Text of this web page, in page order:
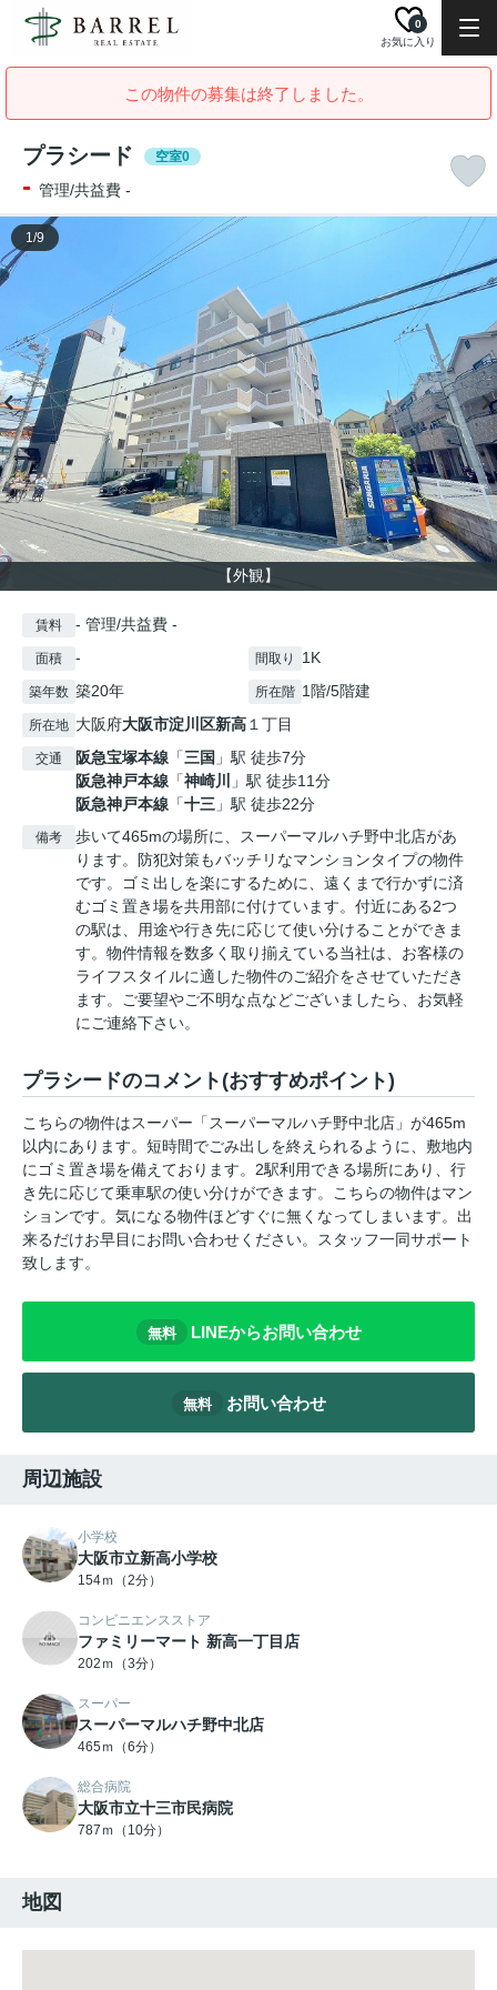
お気に入り
0
この物件の募集は終了しました。
プラシード 空室0
- 管理/共益費 -
【外観】
1/9
賃料 - 管理/共益費 -
面積 - 間取り 1K
築年数 築20年 所在階 1階/5階建
所在地 大阪府大阪市淀川区新高１丁目
交通 阪急宝塚本線 「三国 」駅 徒歩7分
阪急神戸本線 「神崎川
」駅 徒歩11分
阪急神戸本線 「十三 」駅 徒歩22分
備考
歩いて465mの場所に、スーパーマルハチ野中北店があ
ります。防犯対策もバッチリなマンションタイプの物件
です。ゴミ出しを楽にするために、遠くまで行かずに済
むゴミ置き場を共用部に付けています。付近にある2つ
の駅は、用途や行き先に応じて使い分けることができま
す。物件情報を数多く取り揃えている当社は、お客様の
ライフスタイルに適した物件のご紹介をさせていただき
ます。ご要望やご不明な点などございましたら、お気軽
にご連絡下さい。
プラシードのコメント(おすすめポイント)
こちらの物件はスーパー「スーパーマルハチ野中北店」が465m
以内にあります。短時間でごみ出しを終えられるように、敷地内
にゴミ置き場を備えております。2駅利用できる場所にあり、行
き先に応じて乗車駅の使い分けができます。こちらの物件はマン
ションです。気になる物件ほどすぐに無くなってしまいます。出
来るだけお早目にお問い合わせください。スタッフ一同サポート
致します。
無料 LINEからお問い合わせ
無料 お問い合わせ
周辺施設
小学校
大阪市立新高小学校
154ｍ（2分）
コンビニエンスストア
ファミリーマート 新高一丁目店
202ｍ（3分）
スーパー
スーパーマルハチ野中北店
465ｍ（6分）
総合病院
大阪市立十三市民病院
787ｍ（10分）
地図